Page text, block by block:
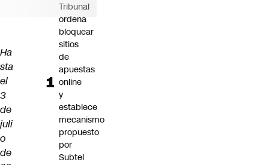
Ha
sta
el
3
de
juli
o
de
Tribunal
ordena
bloquear
sitios
de
apuestas
online
y
establece
mecanismo
propuesto
por
Subtel